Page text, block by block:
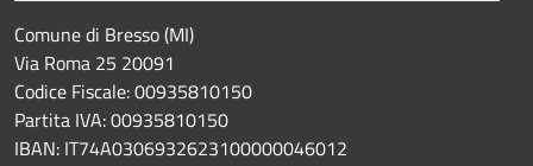
Comune di Bresso (MI)
Via Roma 25 20091
Codice Fiscale: 00935810150
Partita IVA: 00935810150
IBAN: IT74A0306932623100000046012